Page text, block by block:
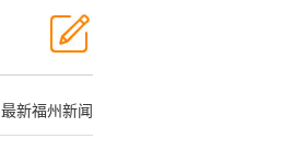
最新福州新闻